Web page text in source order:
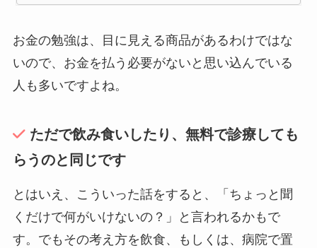
お金の勉強は、目に見える商品があるわけではな
いので、お金を払う必要がないと思い込んでいる
人も多いですよね。
ただで飲み食いしたり、無料で診療しても
らうのと同じです
とはいえ、こういった話をすると、「ちょっと聞
くだけで何がいけないの？」と言われるかもで
す。でもその考え方を飲食、もしくは、病院で置